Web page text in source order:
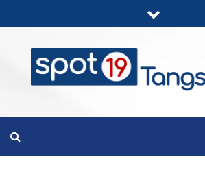
to
content
SPOT19